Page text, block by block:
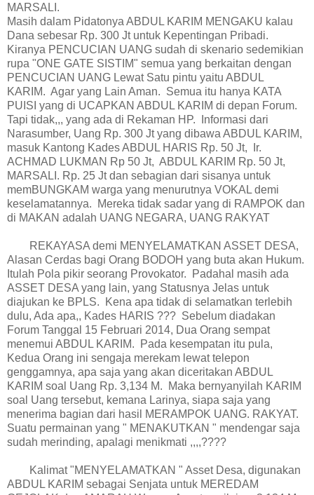
MARSALI.
Masih dalam Pidatonya ABDUL KARIM MENGAKU kalau
Dana sebesar Rp. 300 Jt untuk Kepentingan Pribadi.
Kiranya PENCUCIAN UANG sudah di skenario sedemikian
rupa "ONE GATE SISTIM" semua yang berkaitan dengan
PENCUCIAN UANG Lewat Satu pintu yaitu ABDUL
KARIM. Agar yang Lain Aman. Semua itu hanya KATA
PUISI yang di UCAPKAN ABDUL KARIM di depan Forum.
Tapi tidak,,, yang ada di Rekaman HP. Informasi dari
Narasumber, Uang Rp. 300 Jt yang dibawa ABDUL KARIM,
masuk Kantong Kades ABDUL HARIS Rp. 50 Jt, Ir.
ACHMAD LUKMAN Rp 50 Jt, ABDUL KARIM Rp. 50 Jt,
MARSALI. Rp. 25 Jt dan sebagian dari sisanya untuk
memBUNGKAM warga yang menurutnya VOKAL demi
keselamatannya. Mereka tidak sadar yang di RAMPOK dan
di MAKAN adalah UANG NEGARA, UANG RAKYAT
REKAYASA demi MENYELAMATKAN ASSET DESA,
Alasan Cerdas bagi Orang BODOH yang buta akan Hukum.
Itulah Pola pikir seorang Provokator. Padahal masih ada
ASSET DESA yang lain, yang Statusnya Jelas untuk
diajukan ke BPLS. Kena apa tidak di selamatkan terlebih
dulu, Ada apa,, Kades HARIS ??? Sebelum diadakan
Forum Tanggal 15 Februari 2014, Dua Orang sempat
menemui ABDUL KARIM. Pada kesempatan itu pula,
Kedua Orang ini sengaja merekam lewat telepon
genggamnya, apa saja yang akan diceritakan ABDUL
KARIM soal Uang Rp. 3,134 M. Maka bernyanyilah KARIM
soal Uang tersebut, kemana Larinya, siapa saja yang
menerima bagian dari hasil MERAMPOK UANG. RAKYAT.
Suatu permainan yang " MENAKUTKAN " mendengar saja
sudah merinding, apalagi menikmati ,,,,????
Kalimat "MENYELAMATKAN " Asset Desa, digunakan
ABDUL KARIM sebagai Senjata untuk MEREDAM